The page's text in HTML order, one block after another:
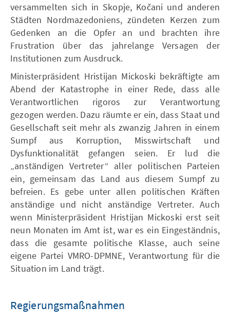
versammelten sich in Skopje, Kočani und anderen
Städten Nordmazedoniens, zündeten Kerzen zum
Gedenken an die Opfer an und brachten ihre
Frustration über das jahrelange Versagen der
Institutionen zum Ausdruck.
Ministerpräsident Hristijan Mickoski bekräftigte am
Abend der Katastrophe in einer Rede, dass alle
Verantwortlichen rigoros zur Verantwortung
gezogen werden. Dazu räumte er ein, dass Staat und
Gesellschaft seit mehr als zwanzig Jahren in einem
Sumpf aus Korruption, Misswirtschaft und
Dysfunktionalität gefangen seien. Er lud die
„anständigen Vertreter“ aller politischen Parteien
ein, gemeinsam das Land aus diesem Sumpf zu
befreien. Es gebe unter allen politischen Kräften
anständige und nicht anständige Vertreter. Auch
wenn Ministerpräsident Hristijan Mickoski erst seit
neun Monaten im Amt ist, war es ein Eingeständnis,
dass die gesamte politische Klasse, auch seine
eigene Partei VMRO-DPMNE, Verantwortung für die
Situation im Land trägt.
Regierungsmaßnahmen